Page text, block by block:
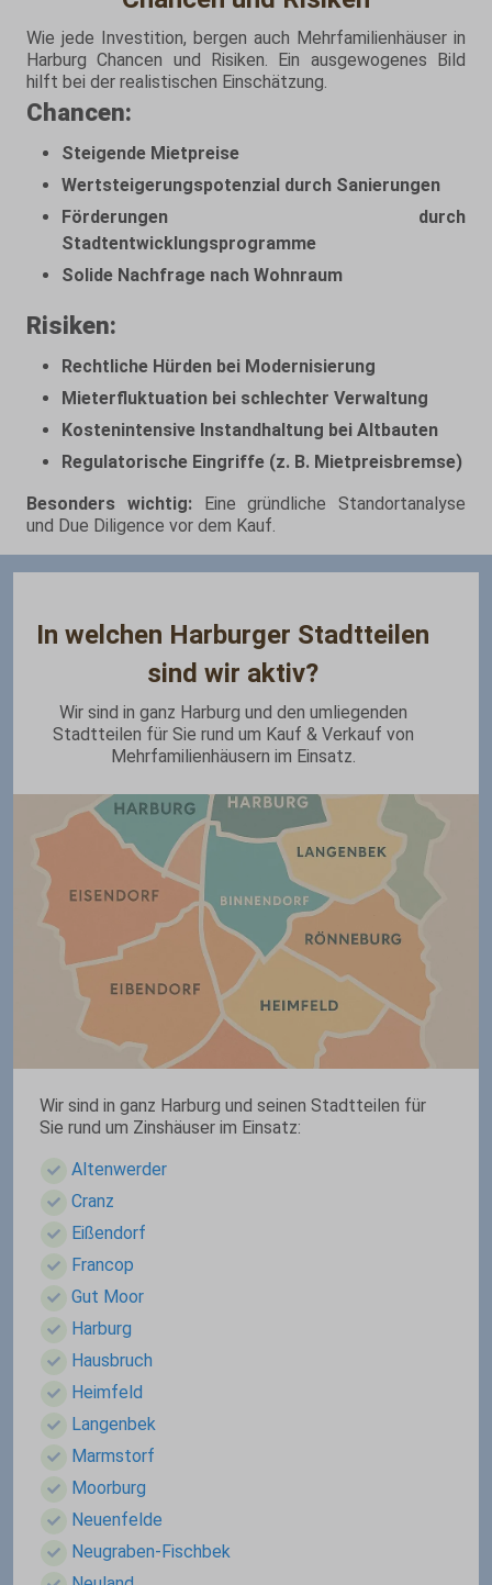
Wie jede Investition, bergen auch Mehrfamilienhäuser in
Harburg Chancen und Risiken. Ein ausgewogenes Bild
hilft bei der realistischen Einschätzung.
Chancen:
Steigende Mietpreise
Wertsteigerungspotenzial durch Sanierungen
Förderungen durch
Stadtentwicklungsprogramme
Solide Nachfrage nach Wohnraum
Risiken:
Rechtliche Hürden bei Modernisierung
Mieterfluktuation bei schlechter Verwaltung
Kostenintensive Instandhaltung bei Altbauten
Regulatorische Eingriffe (z. B. Mietpreisbremse)
Besonders wichtig:Eine gründliche Standortanalyse
und Due Diligence vor dem Kauf.
In welchen Harburger Stadtteilen
sind wir aktiv?
Wir sind in ganz Harburg und den umliegenden
Stadtteilen für Sie rund um Kauf & Verkauf von
Mehrfamilienhäusern im Einsatz.
Wir sind in ganz Harburg und seinen Stadtteilen für
Sie rund um Zinshäuser im Einsatz:
Altenwerder
Cranz
Eißendorf
Francop
Gut Moor
Harburg
Hausbruch
Heimfeld
Langenbek
Marmstorf
Moorburg
Neuenfelde
Neugraben-Fischbek